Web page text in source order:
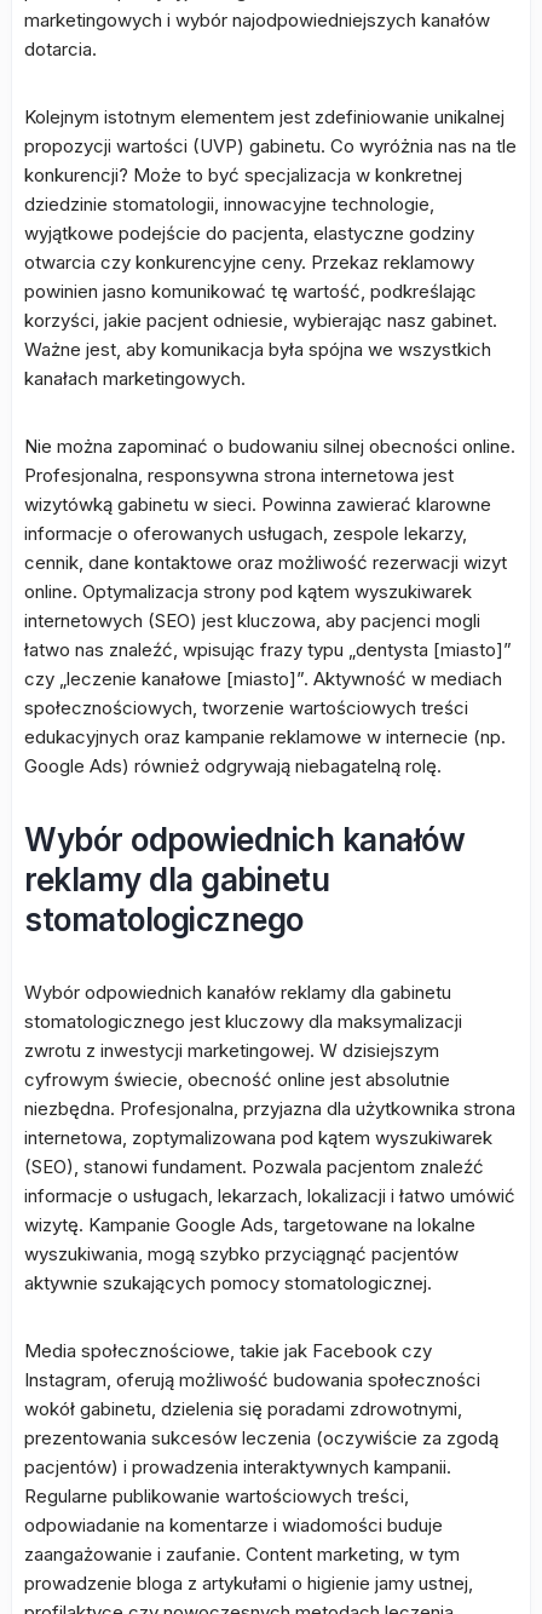
marketingowych i wybór najodpowiedniejszych kanałów
dotarcia.
Kolejnym istotnym elementem jest zdefiniowanie unikalnej
propozycji wartości (UVP) gabinetu. Co wyróżnia nas na tle
konkurencji? Może to być specjalizacja w konkretnej
dziedzinie stomatologii, innowacyjne technologie,
wyjątkowe podejście do pacjenta, elastyczne godziny
otwarcia czy konkurencyjne ceny. Przekaz reklamowy
powinien jasno komunikować tę wartość, podkreślając
korzyści, jakie pacjent odniesie, wybierając nasz gabinet.
Ważne jest, aby komunikacja była spójna we wszystkich
kanałach marketingowych.
Nie można zapominać o budowaniu silnej obecności online.
Profesjonalna, responsywna strona internetowa jest
wizytówką gabinetu w sieci. Powinna zawierać klarowne
informacje o oferowanych usługach, zespole lekarzy,
cennik, dane kontaktowe oraz możliwość rezerwacji wizyt
online. Optymalizacja strony pod kątem wyszukiwarek
internetowych (SEO) jest kluczowa, aby pacjenci mogli
łatwo nas znaleźć, wpisując frazy typu „dentysta [miasto]”
czy „leczenie kanałowe [miasto]”. Aktywność w mediach
społecznościowych, tworzenie wartościowych treści
edukacyjnych oraz kampanie reklamowe w internecie (np.
Google Ads) również odgrywają niebagatelną rolę.
Wybór odpowiednich kanałów
reklamy dla gabinetu
stomatologicznego
Wybór odpowiednich kanałów reklamy dla gabinetu
stomatologicznego jest kluczowy dla maksymalizacji
zwrotu z inwestycji marketingowej. W dzisiejszym
cyfrowym świecie, obecność online jest absolutnie
niezbędna. Profesjonalna, przyjazna dla użytkownika strona
internetowa, zoptymalizowana pod kątem wyszukiwarek
(SEO), stanowi fundament. Pozwala pacjentom znaleźć
informacje o usługach, lekarzach, lokalizacji i łatwo umówić
wizytę. Kampanie Google Ads, targetowane na lokalne
wyszukiwania, mogą szybko przyciągnąć pacjentów
aktywnie szukających pomocy stomatologicznej.
Media społecznościowe, takie jak Facebook czy
Instagram, oferują możliwość budowania społeczności
wokół gabinetu, dzielenia się poradami zdrowotnymi,
prezentowania sukcesów leczenia (oczywiście za zgodą
pacjentów) i prowadzenia interaktywnych kampanii.
Regularne publikowanie wartościowych treści,
odpowiadanie na komentarze i wiadomości buduje
zaangażowanie i zaufanie. Content marketing, w tym
prowadzenie bloga z artykułami o higienie jamy ustnej,